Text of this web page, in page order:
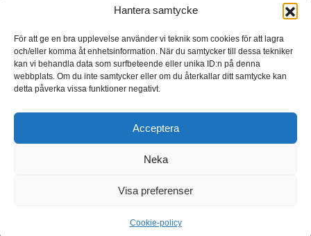
Hantera samtycke
För att ge en bra upplevelse använder vi teknik som cookies för att lagra
och/eller komma åt enhetsinformation. När du samtycker till dessa tekniker
kan vi behandla data som surfbeteende eller unika ID:n på denna
webbplats. Om du inte samtycker eller om du återkallar ditt samtycke kan
detta påverka vissa funktioner negativt.
Acceptera
Neka
Visa preferenser
Cookie-policy
OM FRISÖRSÖK
UPPDATERA SALONG